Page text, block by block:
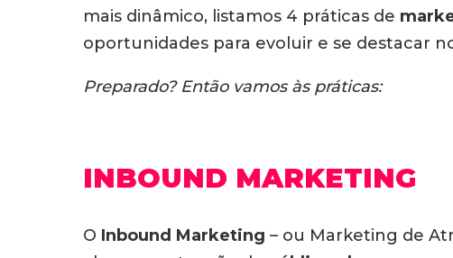
mais dinâmico, listamos 4 práticas de
oportunidades para evoluir e se destacar
Preparado? Então vamos às práticas:
INBOUND MARKETING
O Inbound Marketing – ou Marketing de